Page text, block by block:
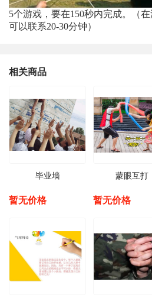
5个游戏，要在150秒内完成。（
可以联系20-30分钟）
相关商品
毕业墙
暂无价格
蒙眼互打
暂无价格